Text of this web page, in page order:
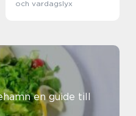
och vardagslyx
guide till